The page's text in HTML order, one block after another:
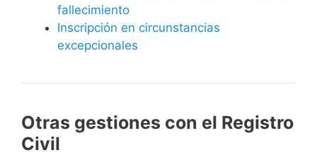
fallecimiento
Inscripción en circunstancias
excepcionales
Otras gestiones con el Registro
Civil